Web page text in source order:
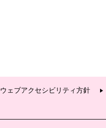
ウェブアクセシビリティ方針